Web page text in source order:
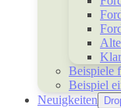
Beispiele
Beispiel
Neuigkeiten